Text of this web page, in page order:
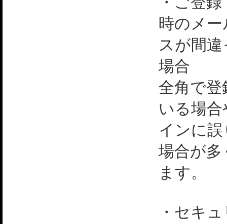
時のメ
スが間
場合
全角で
いる場
インに
場合が
ます。
・セキ